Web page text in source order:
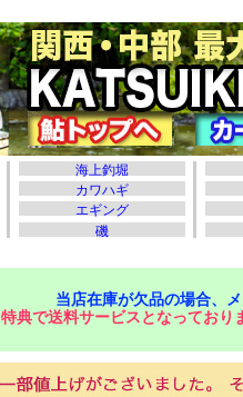
当店在庫が欠品の場合、
特典で送料サービスとなっており